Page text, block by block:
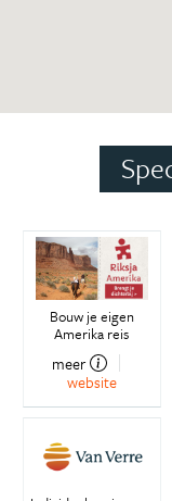
Bouw je eigen
Amerika reis
meer
website